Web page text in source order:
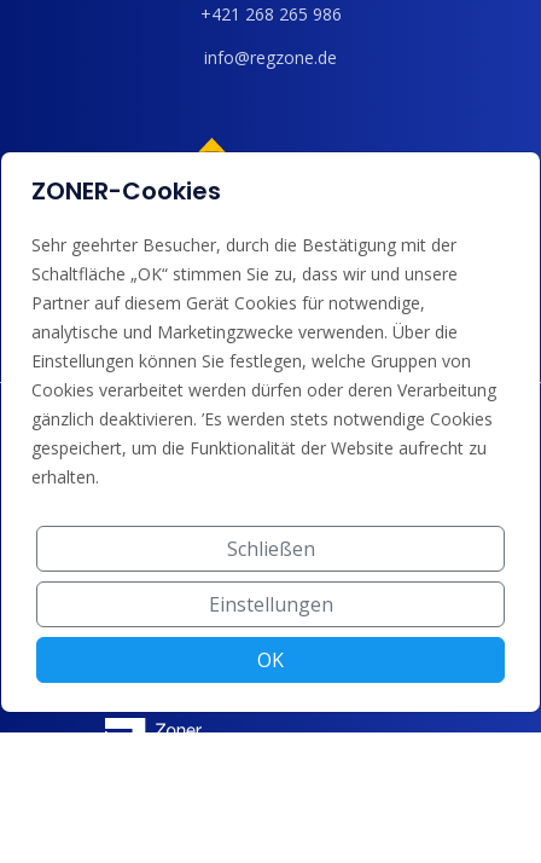
+421 268 265 986
info@regzone.de
Wir akzeptieren Kartenzahlungen, Google/Apple Pay,
Banküberweisungen und Guthaben.
ZONER-Cookies
Sehr geehrter Besucher, durch die Bestätigung mit der
Schaltfläche „OK“ stimmen Sie zu, dass wir und unsere
Partner auf diesem Gerät Cookies für notwendige,
analytische und Marketingzwecke verwenden. Über die
Einstellungen können Sie festlegen, welche Gruppen von
Cookies verarbeitet werden dürfen oder deren Verarbeitung
gänzlich deaktivieren. ’Es werden stets notwendige Cookies
gespeichert, um die Funktionalität der Website aufrecht zu
erhalten.
Schließen
Einstellungen
OK